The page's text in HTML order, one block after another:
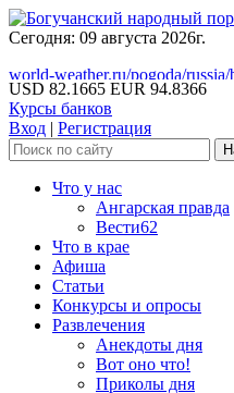
Сегодня: 09 августа 2026г.
world-weather.ru/pogoda/
USD 82.1665 EUR 94.8366
Курсы банков
Вход | Регистрация
Что у нас
Ангарская правда
Вести62
Что в крае
Афиша
Статьи
Конкурсы и опросы
Развлечения
Анекдоты дня
Вот оно что!
Приколы дня